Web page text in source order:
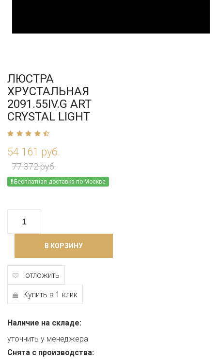
ЛЮСТРА
ХРУСТАЛЬНАЯ
2091.55IV.G ART
CRYSTAL LIGHT
54 161 руб.
77 372 руб.
Бесплатная доставка по Москве
В КОРЗИНУ
отложить
Купить в 1 клик
Наличие на складе:
уточнить у менеджера
Снята с производства: